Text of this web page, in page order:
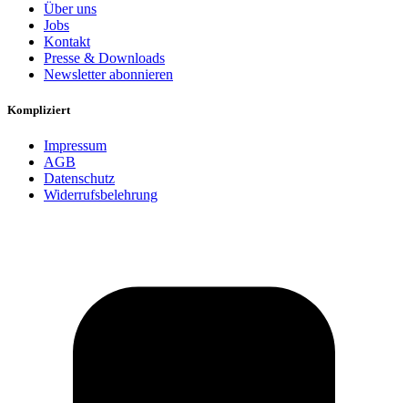
Über uns
Jobs
Kontakt
Presse & Downloads
Newsletter abonnieren
Kompliziert
Impressum
AGB
Datenschutz
Widerrufsbelehrung